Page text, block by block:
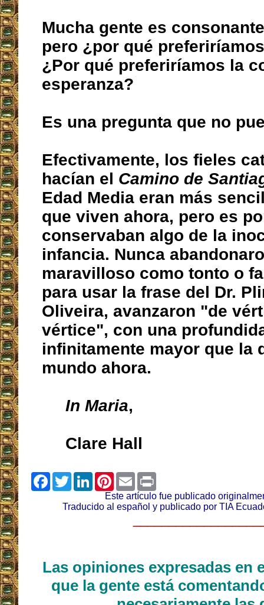
Mucha gente es
pero ¿por qué
¿Por qué preferiríamos la
esperanza?
Es una pregunta que no
Efectivamente, los fieles
hacían el Camino de
Edad Media eran más
que viven ahora, pero es
conservaban algo de la
infancia. Nunca
maravilloso como tonto o
para usar la frase del Dr.
Oliveira, avanzaron "de
vértice", con una
infinitamente mayor que la
mundo ahora.
In Maria,
Clare Hall
Facebook
TwitterLinkedInPinterest
Email
Este artículo fue publicado
Traducido al español y publicado por TIA
Las opiniones expresadas en
que la gente está